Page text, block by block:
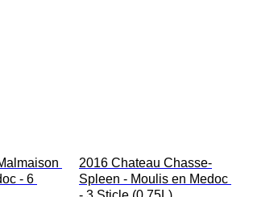
- 6
2016 Chateau Chasse-
Spleen - Moulis en Medoc